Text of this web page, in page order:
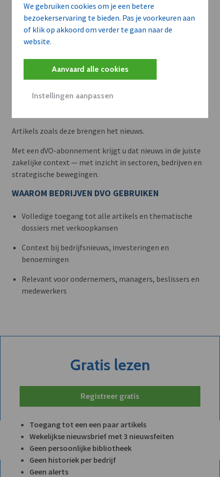
We gebruiken cookies om je een betere
bezoekerservaring te bieden. Pas je voorkeuren aan
of klik op akkoord om verder te gaan naar de
website.
Aanvaard alle cookies
Instellingen aanpassen
Meer context. Dieper begrip.
Artikels zoals deze brengen het nieuws.
Met een dVO-abonnement krijgt u dat nieuws in de juiste
zakelijke context — met inzicht in sectoren, bedrijven en
strategische bewegingen.
WAAROM BEDRIJVEN DVO GEBRUIKEN
Volledige toegang tot alle artikels en thematische
dossiers met verkoopkansen
Context bij bedrijfsnieuws, investeringen en
benoemingen
Relevant voor ondernemers, managers, beslissers en
medewerkers
Gratis lezen
Registreer gratis
Toegang tot een een paar artikels
Wekelijkse nieuwsbrief met 3 nieuwsfeiten
Geen persoonlijke bibliotheek
Geen historiek per bedrijf
Geen alerts